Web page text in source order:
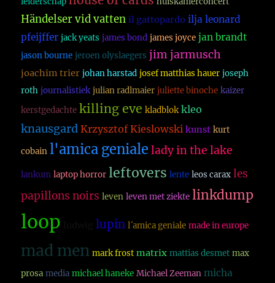
Händelser vid vatten il gattopardo ilja leonard
pfeijffer jack yeats james bond james joyce jan brandt
jason bourne jeroen olyslaegers jim jarmusch
joachim trier johan harstad josef matthias hauer joseph
roth journalistiek julian radlmaier juliette binoche kaizer
kerstgedachte killing eve kladblok kleo
knausgard Krzysztof Kieslowski kunst kurt
cobain l'amica geniale lady in the lake
lankum laptop horror leftovers lente leos carax les
papillons noirs leven leven met ziekte linkdump
loop lupin l´amica geniale made in europe
mad men mark frost matrix mattias desmet max
prosa media michael haneke Michael Zeeman micha